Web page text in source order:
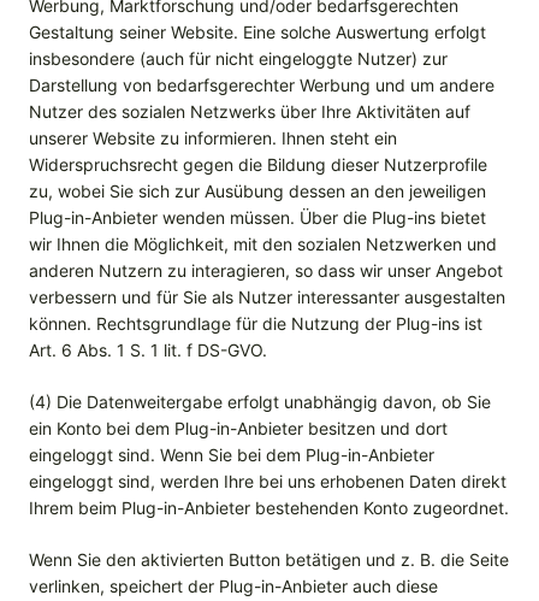
Werbung, Marktforschung und/oder bedarfsgerechten
Gestaltung seiner Website. Eine solche Auswertung erfolgt
insbesondere (auch für nicht eingeloggte Nutzer) zur
Darstellung von bedarfsgerechter Werbung und um andere
Nutzer des sozialen Netzwerks über Ihre Aktivitäten auf
unserer Website zu informieren. Ihnen steht ein
Widerspruchsrecht gegen die Bildung dieser Nutzerprofile
zu, wobei Sie sich zur Ausübung dessen an den jeweiligen
Plug-in-Anbieter wenden müssen. Über die Plug-ins bietet
wir Ihnen die Möglichkeit, mit den sozialen Netzwerken und
anderen Nutzern zu interagieren, so dass wir unser Angebot
verbessern und für Sie als Nutzer interessanter ausgestalten
können. Rechtsgrundlage für die Nutzung der Plug-ins ist
Art. 6 Abs. 1 S. 1 lit. f DS-GVO.
(4) Die Datenweitergabe erfolgt unabhängig davon, ob Sie
ein Konto bei dem Plug-in-Anbieter besitzen und dort
eingeloggt sind. Wenn Sie bei dem Plug-in-Anbieter
eingeloggt sind, werden Ihre bei uns erhobenen Daten direkt
Ihrem beim Plug-in-Anbieter bestehenden Konto zugeordnet.
Wenn Sie den aktivierten Button betätigen und z. B. die Seite
verlinken, speichert der Plug-in-Anbieter auch diese